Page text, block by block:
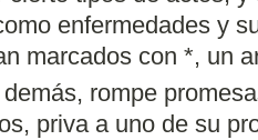
enfermedades y
marcados con *, un
rompe
priva a uno de su